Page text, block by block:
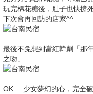
玩完棉花糖後，肚子也快撐
下次會再回訪的店家^^
最後不免想到當紅韓劇「那
之吻」
OK.....少女夢幻的心，完全